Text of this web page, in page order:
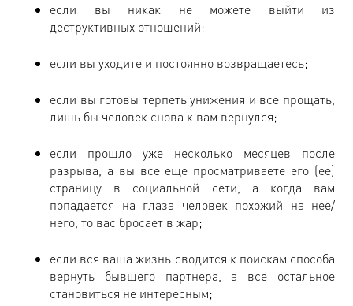
если вы никак не можете выйти из
деструктивных отношений;
если вы уходите и постоянно возвращаетесь;
если вы готовы терпеть унижения и все прощать,
лишь бы человек снова к вам вернулся;
если прошло уже несколько месяцев после
разрыва, а вы все еще просматриваете его (ее)
страницу в социальной сети, а когда вам
попадается на глаза человек похожий на нее/
него, то вас бросает в жар;
если вся ваша жизнь сводится к поискам способа
вернуть бывшего партнера, а все остальное
становиться не интересным;